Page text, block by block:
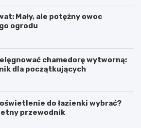
Mały, ale potężny owoc
ogrodu
chamedorę wytworną:
dla początkujących
do łazienki wybrać?
przewodnik